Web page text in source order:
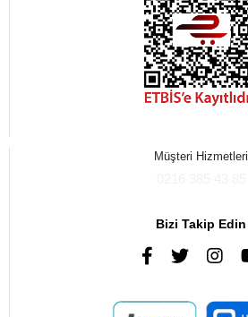
Müşteri Hizmetleri
Bizi Takip Edin